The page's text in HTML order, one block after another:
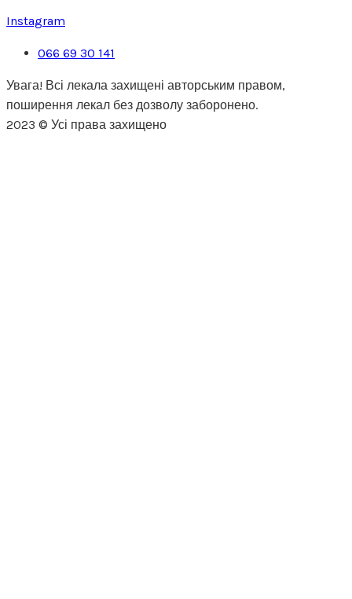
Instagram
066 69 30 141
Увага! Всі лекала захищені авторським правом,
поширення лекал без дозволу заборонено.
2023 © Усі права захищено